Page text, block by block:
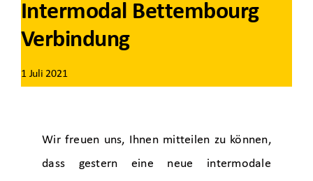
Intermodal Bettembourg
Verbindung
1 Juli 2021
Wir freuen uns, Ihnen mitteilen zu können,
dass gestern eine neue intermodale